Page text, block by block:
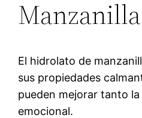
Manzanilla
El hidrolato de
sus propiedades
pueden mejorar tanto
emocional.